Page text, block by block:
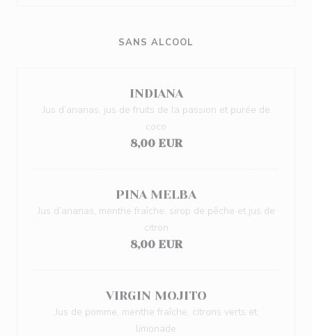
SANS ALCOOL
INDIANA
Jus d’ananas, jus de fruits de la passion et purée de
coco
8,00 EUR
PINA MELBA
Jus d’ananas, menthe fraîche, sirop de pêche et jus de
citron
8,00 EUR
VIRGIN MOJITO
Jus de pomme, menthe fraîche, citrons verts et
limonade